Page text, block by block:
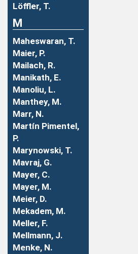
Löffler, T.
M
Maheswaran, T.
Maier, P.
Mailach, R.
Manikath, E.
Manoliu, L.
Manthey, M.
Marr, N.
Martín Pimentel,
P.
Marynowski, T.
Mavraj, G.
Mayer, C.
Mayer, M.
Meier, D.
Mekadem, M.
Meller, F.
Mellmann, J.
Menke, N.